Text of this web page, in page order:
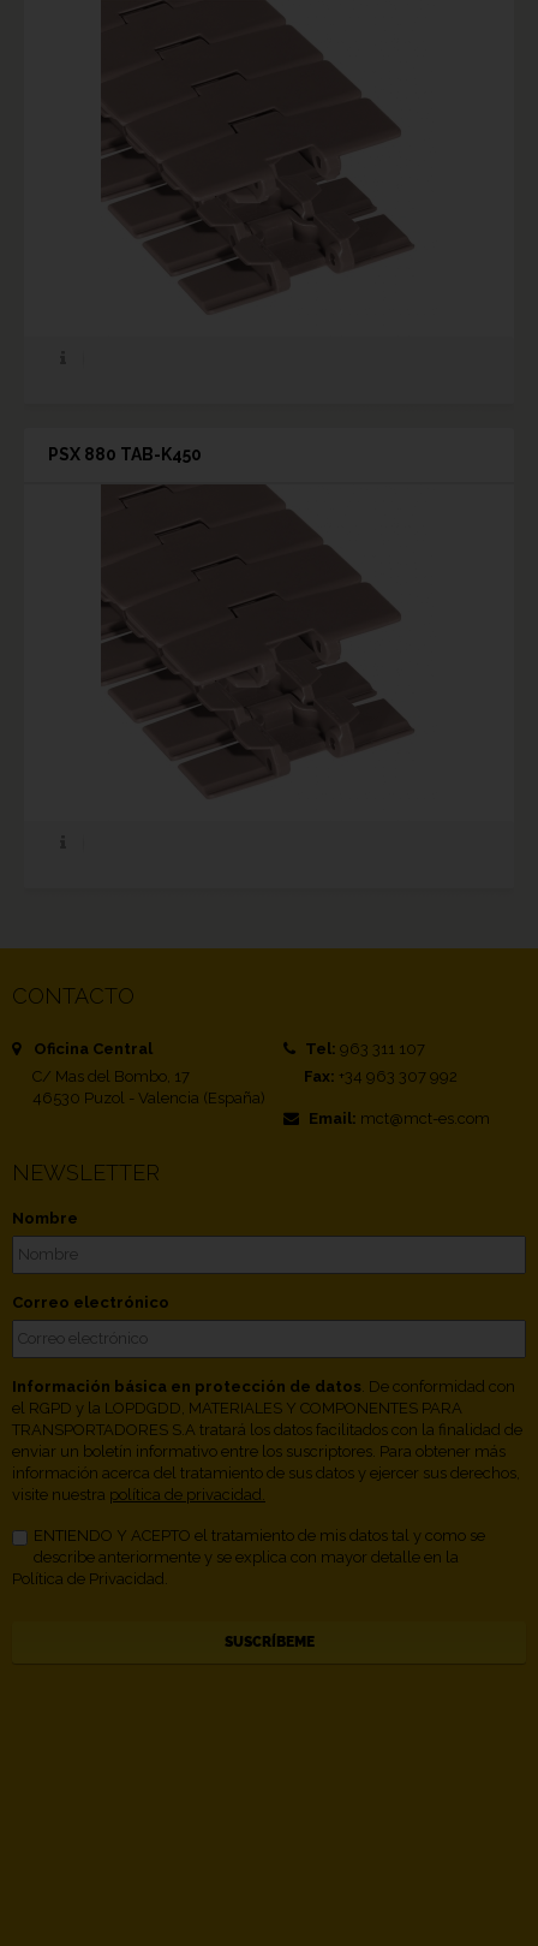
PSX 880 TAB-K450
CONTACTO
Oficina Central
C/ Mas del Bombo, 17
46530 Puzol - Valencia (España)
Tel: 963 311 107
Fax: +34 963 307 992
Email: mct@mct-es.com
NEWSLETTER
Nombre
Correo electrónico
Información básica en protección de datos . De conformidad con
el RGPD y la LOPDGDD, MATERIALES Y COMPONENTES PARA
TRANSPORTADORES S.A tratará los datos facilitados con la finalidad de
enviar un boletín informativo entre los suscriptores. Para obtener más
información acerca del tratamiento de sus datos y ejercer sus derechos,
visite nuestra política de privacidad.
ENTIENDO Y ACEPTO el tratamiento de mis datos tal y como se
describe anteriormente y se explica con mayor detalle en la
Política de Privacidad.